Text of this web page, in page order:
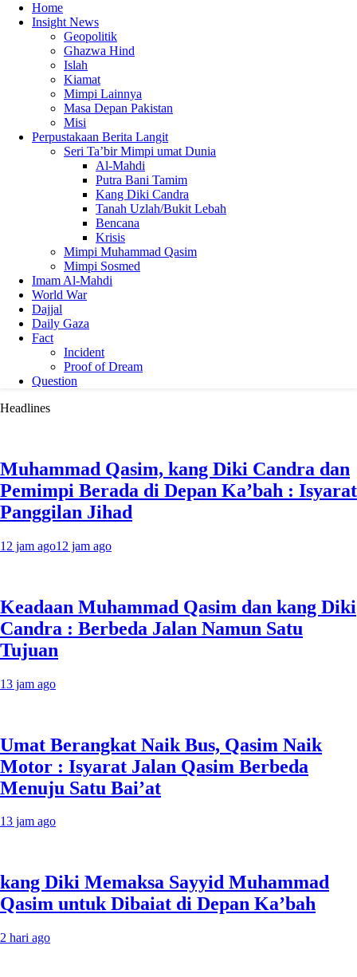
Home
Insight News
Geopolitik
Ghazwa Hind
Islah
Kiamat
Mimpi Lainnya
Masa Depan Pakistan
Misi
Perpustakaan Berita Langit
Seri Ta’bir Mimpi umat Dunia
Al-Mahdi
Putra Bani Tamim
Kang Diki Candra
Tanah Uzlah/Bukit Lebah
Bencana
Krisis
Mimpi Muhammad Qasim
Mimpi Sosmed
Imam Al-Mahdi
World War
Dajjal
Daily Gaza
Fact
Incident
Proof of Dream
Question
Headlines
Muhammad Qasim, kang Diki Candra dan
Pemimpi Berada di Depan Ka’bah : Isyarat
Panggilan Jihad
12 jam ago12 jam ago
Keadaan Muhammad Qasim dan kang Diki
Candra : Berbeda Jalan Namun Satu
Tujuan
13 jam ago
Umat Berangkat Naik Bus, Qasim Naik
Motor : Isyarat Jalan Qasim Berbeda
Menuju Satu Bai’at
13 jam ago
kang Diki Memaksa Sayyid Muhammad
Qasim untuk Dibaiat di Depan Ka’bah
2 hari ago